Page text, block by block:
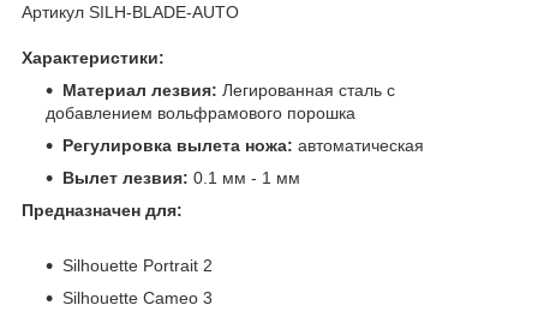
Артикул SILH-BLADE-AUTO
Характеристики:
Материал лезвия: Легированная сталь с
добавлением вольфрамового порошка
Регулировка вылета ножа: автоматическая
Вылет лезвия: 0.1 мм - 1 мм
Предназначен для:
Silhouette Portrait 2
Silhouette Cameo 3